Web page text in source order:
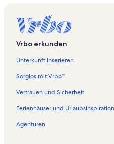
Vrbo erkunden
Unterkunft inserieren
Sorglos mit Vrbo™
Vertrauen und Sicherheit
Ferienhäuser und Urlaubsinspiration
Agenturen